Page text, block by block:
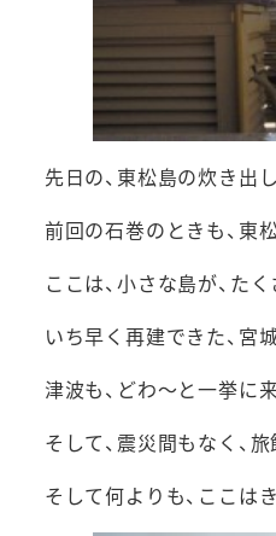
先日の、東松島の炊き出
前回の石巻のときも、東
ここは、小さな島が、た
いち早く再建できた、宮
津波も、どわ～と一挙に
そして、震災間もなく、
そして何よりも、ここは